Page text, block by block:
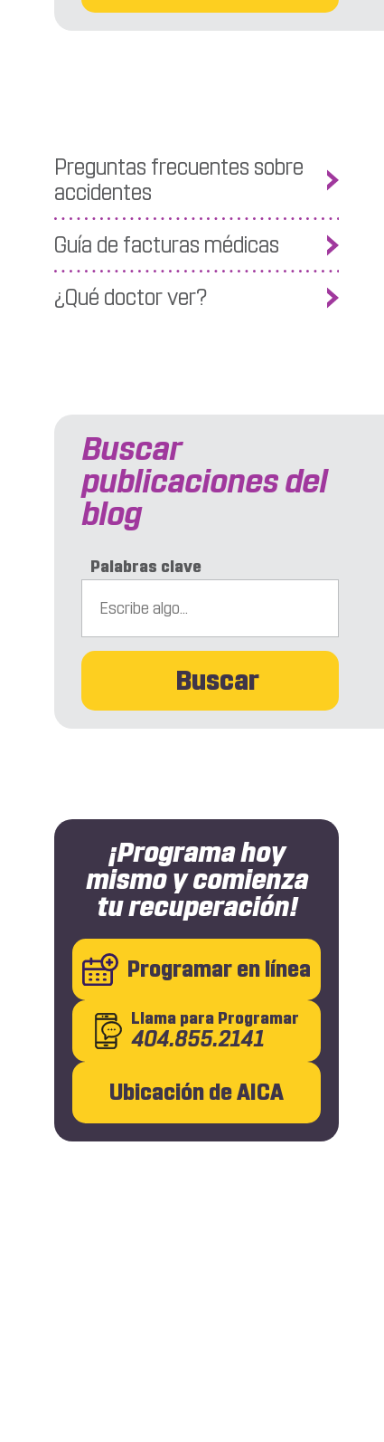
Preguntas frecuentes sobre
accidentes
Guía de facturas médicas
¿Qué doctor ver?
¡Programa hoy
mismo y comienza
tu recuperación!
Programar en línea
Llama para Programar
404.855.2141
Ubicación de AICA
Buscar
publicaciones del
blog
Palabras clave
Buscar